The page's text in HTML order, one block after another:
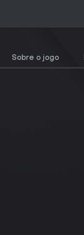
Sobre o jogo